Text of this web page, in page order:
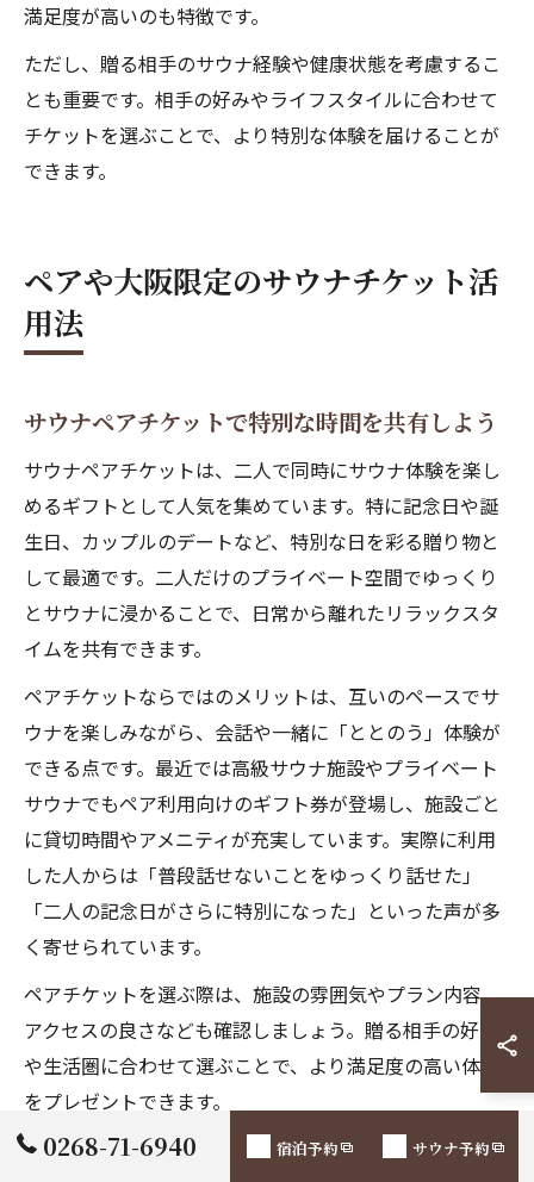
満足度が高いのも特徴です。
ただし、贈る相手のサウナ経験や健康状態を考慮するこ
とも重要です。相手の好みやライフスタイルに合わせて
チケットを選ぶことで、より特別な体験を届けることが
できます。
ペアや大阪限定のサウナチケット活
用法
サウナペアチケットで特別な時間を共有しよう
サウナペアチケットは、二人で同時にサウナ体験を楽し
めるギフトとして人気を集めています。特に記念日や誕
生日、カップルのデートなど、特別な日を彩る贈り物と
して最適です。二人だけのプライベート空間でゆっくり
とサウナに浸かることで、日常から離れたリラックスタ
イムを共有できます。
ペアチケットならではのメリットは、互いのペースでサ
ウナを楽しみながら、会話や一緒に「ととのう」体験が
できる点です。最近では高級サウナ施設やプライベート
サウナでもペア利用向けのギフト券が登場し、施設ごと
に貸切時間やアメニティが充実しています。実際に利用
した人からは「普段話せないことをゆっくり話せた」
「二人の記念日がさらに特別になった」といった声が多
く寄せられています。
ペアチケットを選ぶ際は、施設の雰囲気やプラン内容、
アクセスの良さなども確認しましょう。贈る相手の好み
や生活圏に合わせて選ぶことで、より満足度の高い体験
をプレゼントできます。
0268-71-6940 宿泊予約 サウナ予約